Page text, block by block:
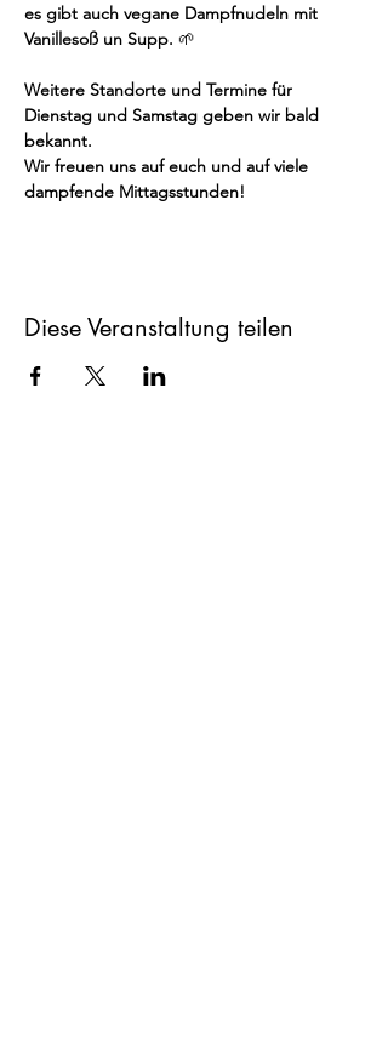
es gibt auch vegane Dampfnudeln mit
Vanillesoß un Supp. 🌱
Weitere Standorte und Termine für
Dienstag und Samstag geben wir bald
bekannt.
Wir freuen uns auf euch und auf viele
dampfende Mittagsstunden!
Diese Veranstaltung teilen